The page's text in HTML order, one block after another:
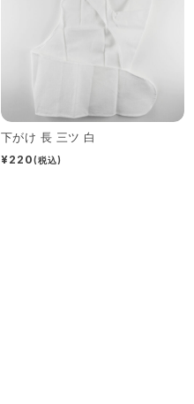
下がけ 長 三ツ 白
¥220(税込)